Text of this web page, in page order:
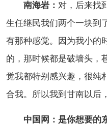
南海岩： 对，后来找
生任继民我们两个一块到
有那种感觉。因为我小的
的，那时候都是破墙头，
觉我都特别感兴趣，很纯
合我。所以我到甘南以后
中国网：是你想要的